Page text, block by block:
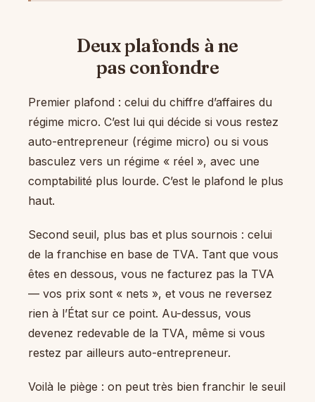
Deux plafonds à ne
pas confondre
Premier plafond : celui du chiffre d’affaires du
régime micro. C’est lui qui décide si vous restez
auto-entrepreneur (régime micro) ou si vous
basculez vers un régime « réel », avec une
comptabilité plus lourde. C’est le plafond le plus
haut.
Second seuil, plus bas et plus sournois : celui
de la franchise en base de TVA. Tant que vous
êtes en dessous, vous ne facturez pas la TVA
— vos prix sont « nets », et vous ne reversez
rien à l’État sur ce point. Au-dessus, vous
devenez redevable de la TVA, même si vous
restez par ailleurs auto-entrepreneur.
Voilà le piège : on peut très bien franchir le seuil